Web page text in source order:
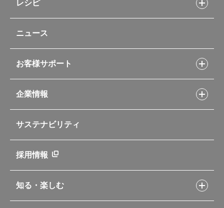
ポット・アイスペール
コーヒーメーカー
ソフトクーラー・バッグ
自転車専用ボトル
アパレル小物
新製品一覧
カタログ
レシピ
フライパンレシピ
シャトルシェフレシピ
スープジャーレシピ
イージースモーカーレシピ
レシピ本のご紹介
ニュース
お客様サポート
交換用部品の購入方法
部品の種類や販売状況を調べる
よくあるご質問・お問い合わせ
企業情報
企業理念
会社概要
ニュース
世界のサーモス
サーモスの歴史
サステナビリティ
採用情報
知る・楽しむ